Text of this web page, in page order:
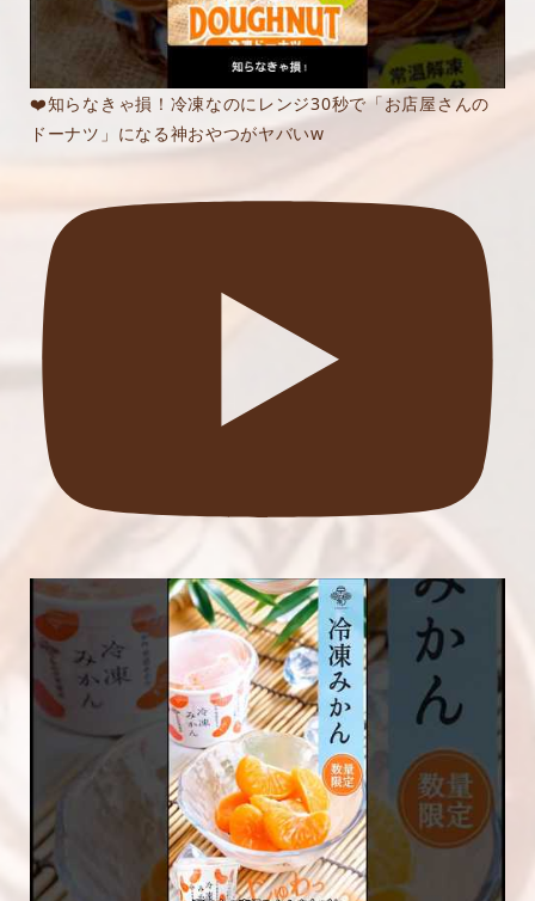
❤️知らなきゃ損！冷凍なのにレンジ30秒で「お店屋さんの
ドーナツ」になる神おやつがヤバいw